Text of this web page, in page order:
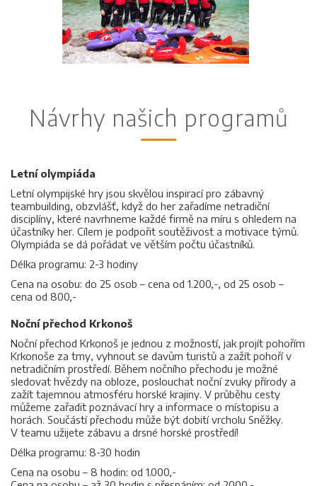
Návrhy našich programů
Letní olympiáda
Letní olympijské hry jsou skvělou inspirací pro zábavný
teambuilding, obzvlášť, když do her zařadíme netradiční
disciplíny, které navrhneme každé firmě na míru s ohledem na
účastníky her. Cílem je podpořit soutěživost a motivace týmů.
Olympiáda se dá pořádat ve větším počtu účastníků.
Délka programu: 2-3 hodiny
Cena na osobu: do 25 osob – cena od 1.200,-, od 25 osob –
cena od 800,-
Noční přechod Krkonoš
Noční přechod Krkonoš je jednou z možností, jak projít pohořím
Krkonoše za tmy, vyhnout se davům turistů a zažít pohoří v
netradičním prostředí. Během nočního přechodu je možné
sledovat hvězdy na obloze, poslouchat noční zvuky přírody a
zažít tajemnou atmosféru horské krajiny. V průběhu cesty
můžeme zařadit poznávací hry a informace o místopisu a
horách. Součástí přechodu může být dobití vrcholu Sněžky.
V teamu užijete zábavu a drsné horské prostředí!
Délka programu: 8-30 hodin
Cena na osobu – 8 hodin: od 1.000,-